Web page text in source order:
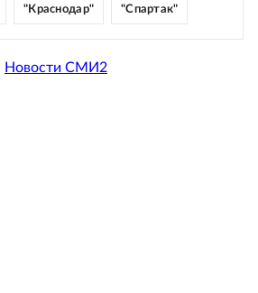
"Краснодар" "Спартак"
Новости СМИ2